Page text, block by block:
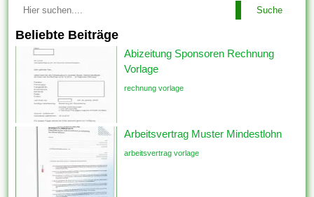
Suche
Beliebte Beiträge
Abizeitung Sponsoren Rechnung
Vorlage
rechnung vorlage
Arbeitsvertrag Muster Mindestlohn
arbeitsvertrag vorlage